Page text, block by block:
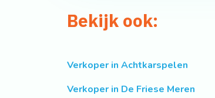
Bekijk ook:
Verkoper in Achtkarspelen
Verkoper in De Friese Meren